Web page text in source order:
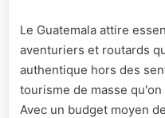
Le Guatemala attire
aventuriers et routards
authentique hors des
tourisme de masse
Avec un budget moyen